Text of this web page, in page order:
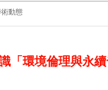
動態
「環境倫理與永